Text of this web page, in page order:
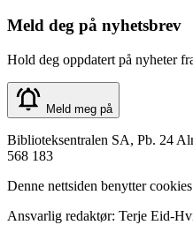
Meld deg på nyhetsbrev
Hold deg oppdatert på nyheter
Meld meg på
Biblioteksentralen SA, Pb. 24
568 183
Denne nettsiden benytter
Ansvarlig redaktør: Terje Eid-